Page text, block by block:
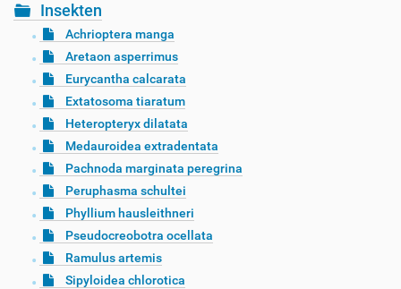
Insekten
Achrioptera manga
Aretaon asperrimus
Eurycantha calcarata
Extatosoma tiaratum
Heteropteryx dilatata
Medauroidea extradentata
Pachnoda marginata peregrina
Peruphasma schultei
Phyllium hausleithneri
Pseudocreobotra ocellata
Ramulus artemis
Sipyloidea chlorotica